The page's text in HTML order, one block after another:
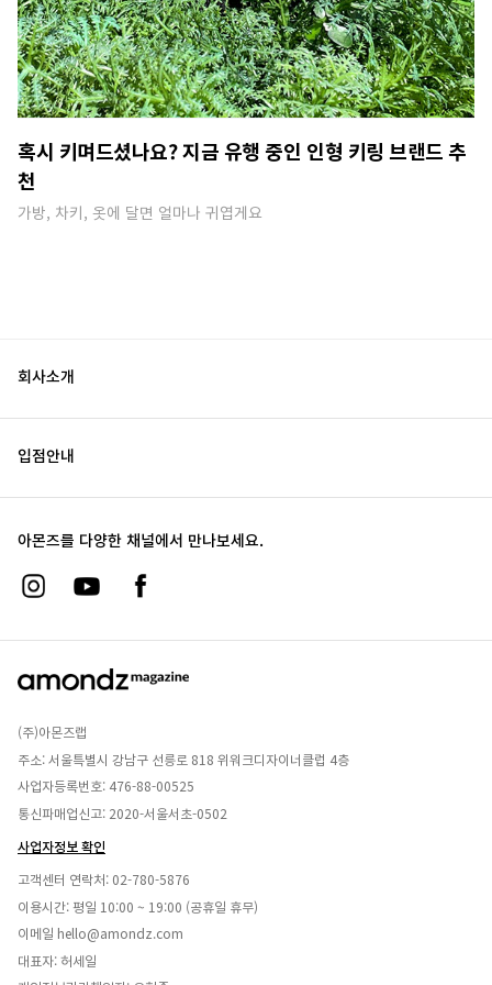
혹시 키며드셨나요? 지금 유행 중인 인형 키링 브랜드 추
천
가방, 차키, 옷에 달면 얼마나 귀엽게요
회사소개
입점안내
아몬즈를 다양한 채널에서 만나보세요.
(주)아몬즈랩
주소: 서울특별시 강남구 선릉로 818 위워크디자이너클럽 4층
사업자등록번호: 476-88-00525
통신파매업신고: 2020-서울서초-0502
사업자정보 확인
고객센터 연락처: 02-780-5876
이용시간: 평일 10:00 ~ 19:00 (공휴일 휴무)
이메일 hello@amondz.com
대표자: 허세일